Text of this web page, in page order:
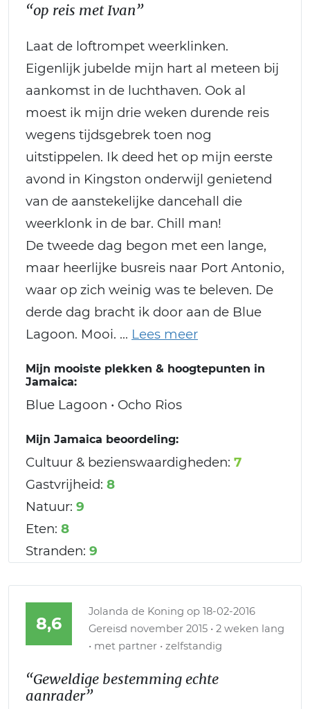
“op reis met Ivan”
Laat de loftrompet weerklinken.
Eigenlijk jubelde mijn hart al meteen bij
aankomst in de luchthaven. Ook al
moest ik mijn drie weken durende reis
wegens tijdsgebrek toen nog
uitstippelen. Ik deed het op mijn eerste
avond in Kingston onderwijl genietend
van de aanstekelijke dancehall die
weerklonk in de bar. Chill man!
De tweede dag begon met een lange,
maar heerlijke busreis naar Port Antonio,
waar op zich weinig was te beleven. De
derde dag bracht ik door aan de Blue
Lagoon. Mooi.
Mijn mooiste plekken & hoogtepunten in
Jamaica:
Blue Lagoon • Ocho Rios
Mijn Jamaica beoordeling:
Cultuur & bezienswaardigheden: 7
Gastvrijheid: 8
Natuur: 9
Eten: 8
Stranden: 9
8,6
Jolanda de Koning op 18-02-2016
Gereisd november 2015 • 2 weken lang
• met partner • zelfstandig
“Geweldige bestemming echte
aanrader”